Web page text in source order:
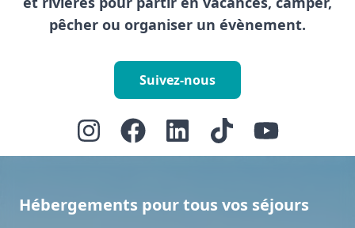
pêcher ou organiser un évènement.
Suivez-nous
Hébergements pour tous vos séjours